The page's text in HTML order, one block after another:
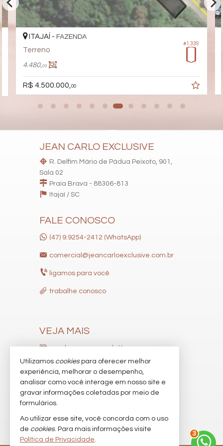
#1.339
ITAJAÍ - FAZENDA
Terreno
4.480,00
R$ 4.500.000, 00
JEAN CARLO EXCLUSIVE
R. Delfim Mário de Pádua Peixoto, 901,
Sala 02
Praia Brava - 88306-813
Itajaí / SC
FALE CONOSCO
(47) 9.9254-2412 (WhatsApp)
comercial@jeancarloexclusive.com.br
ligamos para você
trabalhe conosco
VEJA MAIS
receba nosso newsletter
indicadores financeiros
cadastre seu imóvel
imóveis favoritos
mapa de imóveis
3
Utilizamos cookiespara oferecer melhor
experiência, melhorar o desempenho,
analisar como você interage em nosso site e
gravar informações coletadas por meio de
formulários.
Ao utilizar esse site, você concorda com o uso
de cookies. Para mais informações visite
Política de Privacidade.